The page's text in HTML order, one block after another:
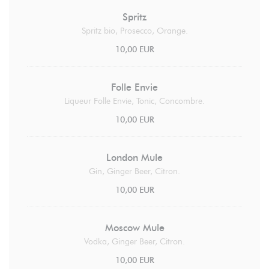
Spritz
Spritz bio, Prosecco, Orange.
10,00 EUR
Folle Envie
Liqueur Folle Envie, Tonic, Concombre.
10,00 EUR
London Mule
Gin, Ginger Beer, Citron.
10,00 EUR
Moscow Mule
Vodka, Ginger Beer, Citron.
10,00 EUR